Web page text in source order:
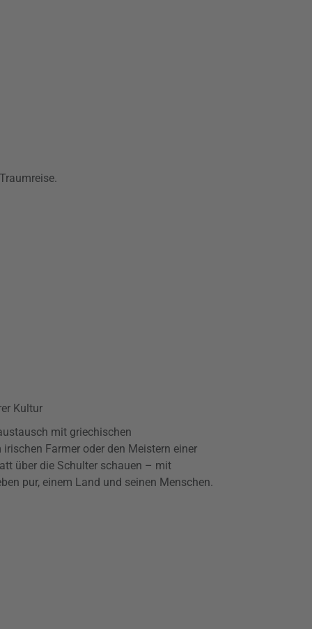
Kultur
mit griechischen
Farmer oder den Meistern einer
über die Schulter schauen – mit
pur, einem Land und seinen Menschen.